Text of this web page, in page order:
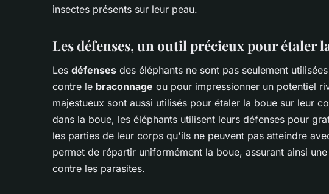
insectes présents sur leur peau.
Les défenses, un outil précieux pour étaler
Les défenses des éléphants ne sont pas seulement
contre le braconnage ou pour impressionner un potentiel
majestueux sont aussi utilisés pour étaler la boue sur leur
dans la boue, les éléphants utilisent leurs défenses pour
les parties de leur corps qu'ils ne peuvent pas atteindre
permet de répartir uniformément la boue, assurant ainsi
contre les parasites.